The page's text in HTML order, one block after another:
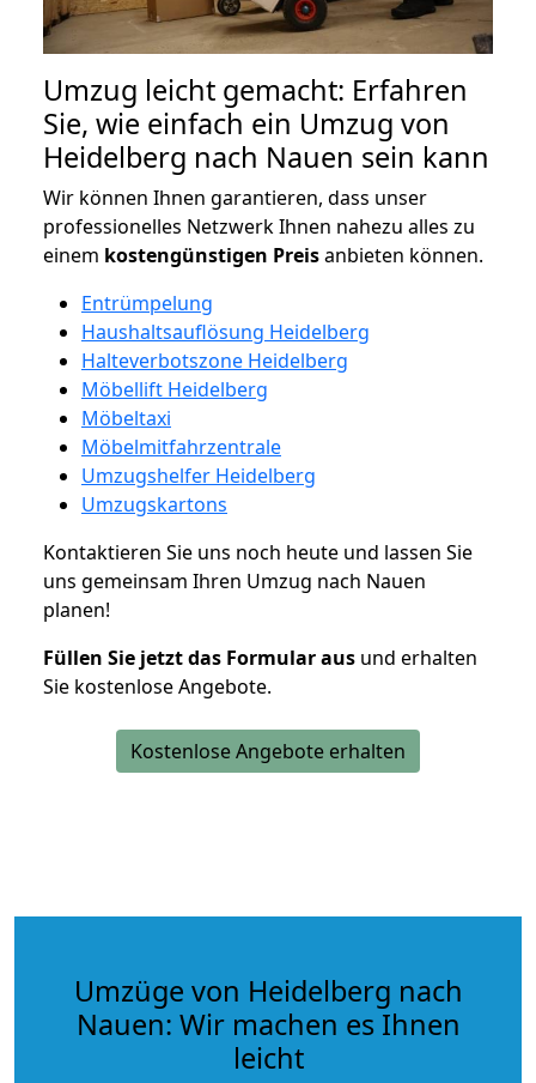
Umzug leicht gemacht: Erfahren
Sie, wie einfach ein Umzug von
Heidelberg nach Nauen sein kann
Wir können Ihnen garantieren, dass unser
professionelles Netzwerk Ihnen nahezu alles zu
einem kostengünstigen Preisanbieten können.
Entrümpelung
Haushaltsauflösung Heidelberg
Halteverbotszone Heidelberg
Möbellift Heidelberg
Möbeltaxi
Möbelmitfahrzentrale
Umzugshelfer Heidelberg
Umzugskartons
Kontaktieren Sie uns noch heute und lassen Sie
uns gemeinsam Ihren Umzug nach Nauen
planen!
Füllen Sie jetzt das Formular aus und erhalten
Sie kostenlose Angebote.
Kostenlose Angebote erhalten
Umzüge von Heidelberg nach
Nauen: Wir machen es Ihnen
leicht